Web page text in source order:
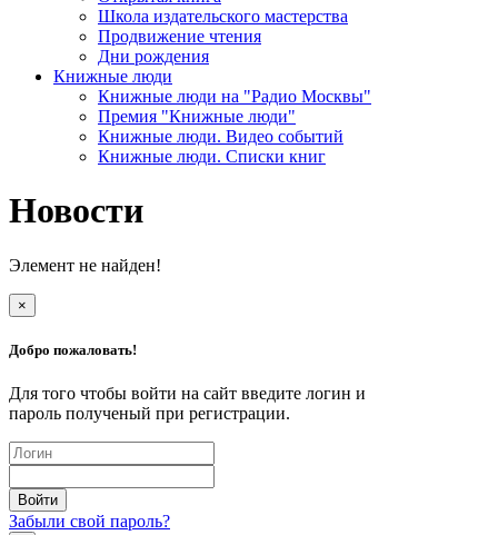
Школа издательского мастерства
Продвижение чтения
Дни рождения
Книжные люди
Книжные люди на "Радио Москвы"
Премия "Книжные люди"
Книжные люди. Видео событий
Книжные люди. Списки книг
Новости
Элемент не найден!
×
Добро пожаловать!
Для того чтобы войти на сайт введите логин и
пароль полученый при регистрации.
Забыли свой пароль?